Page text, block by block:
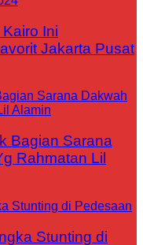
Ini
Jakarta Pusat
Bagian Sarana
Rahmatan Lil
Stunting di